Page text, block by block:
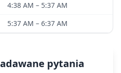
4:38 AM – 5:37 AM
5:37 AM – 6:37 AM
pytania